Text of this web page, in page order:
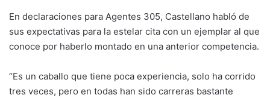
En declaraciones para Agentes 305, Castellano habló de
sus expectativas para la estelar cita con un ejemplar al que
conoce por haberlo montado en una anterior competencia.
“Es un caballo que tiene poca experiencia, solo ha corrido
tres veces, pero en todas han sido carreras bastante